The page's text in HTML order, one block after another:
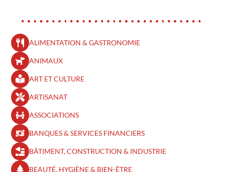
ALIMENTATION & GASTRONOMIE
ANIMAUX
ART ET CULTURE
ARTISANAT
ASSOCIATIONS
BANQUES & SERVICES FINANCIERS
BÂTIMENT, CONSTRUCTION & INDUSTRIE
BEAUTÉ, HYGIÈNE & BIEN-ÊTRE​